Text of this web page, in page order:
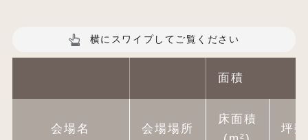
横にスワイプしてご覧ください
面積
会場名 会場場所
床面積
坪数